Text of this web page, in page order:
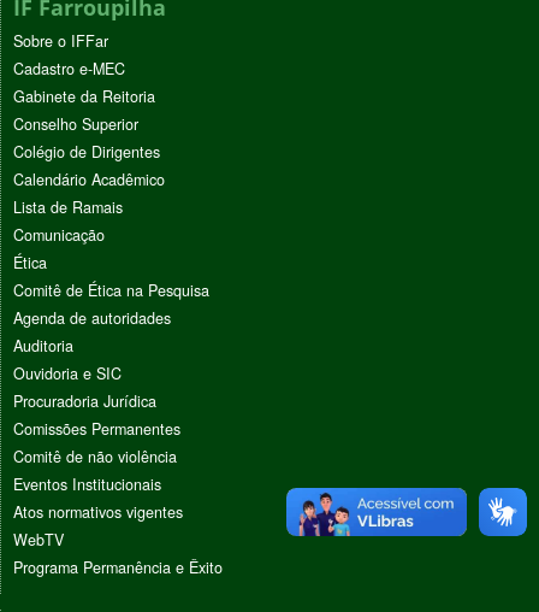
IF Farroupilha
Sobre o IFFar
Cadastro e-MEC
Gabinete da Reitoria
Conselho Superior
Colégio de Dirigentes
Calendário Acadêmico
Lista de Ramais
Comunicação
Ética
Comitê de Ética na Pesquisa
Agenda de autoridades
Auditoria
Ouvidoria e SIC
Procuradoria Jurídica
Comissões Permanentes
Comitê de não violência
Eventos Institucionais
Atos normativos vigentes
WebTV
Programa Permanência e Êxito